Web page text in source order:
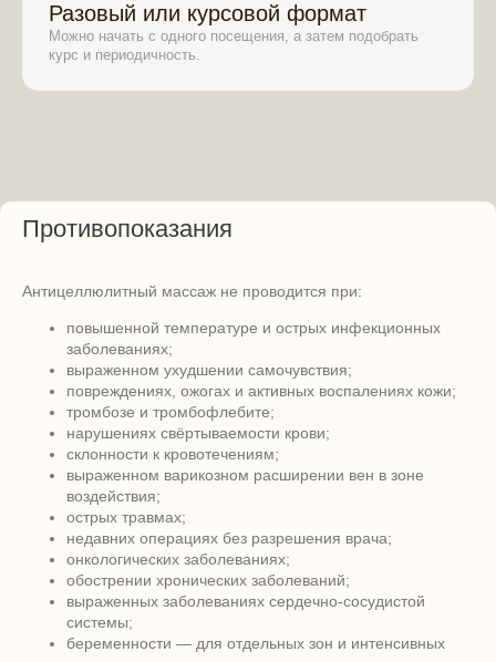
Разовый или курсовой формат
Можно начать с одного посещения, а затем подобрать
курс и периодичность.
Противопоказания
Антицеллюлитный массаж не проводится при:
повышенной температуре и острых инфекционных
заболеваниях;
выраженном ухудшении самочувствия;
повреждениях, ожогах и активных воспалениях кожи;
тромбозе и тромбофлебите;
нарушениях свёртываемости крови;
склонности к кровотечениям;
выраженном варикозном расширении вен в зоне
воздействия;
острых травмах;
недавних операциях без разрешения врача;
онкологических заболеваниях;
обострении хронических заболеваний;
выраженных заболеваниях сердечно-сосудистой
системы;
беременности — для отдельных зон и интенсивных